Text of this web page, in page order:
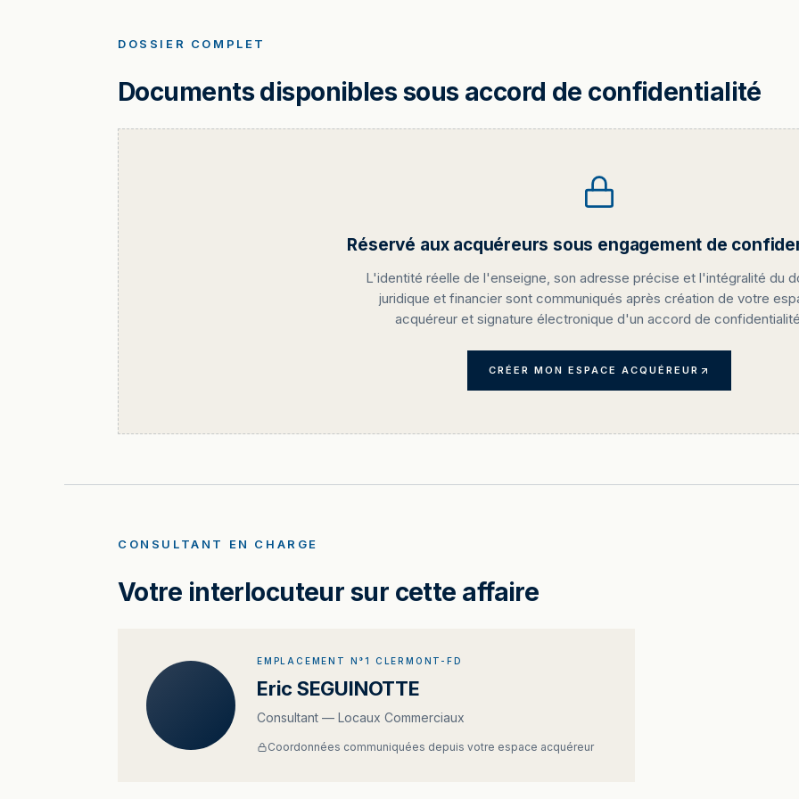
DOSSIER COMPLET
Documents disponibles sous accord de confidentialité
Réservé aux acquéreurs sous engagement de
L'identité réelle de l'enseigne, son adresse précise et l'intégralité du
juridique et financier sont communiqués après création de votre
acquéreur et signature électronique d'un accord de
CRÉER MON ESPACE ACQUÉREUR
CONSULTANT EN CHARGE
Votre interlocuteur sur cette affaire
EMPLACEMENT N°1 CLERMONT-FD
Eric SEGUINOTTE
Consultant — Locaux Commerciaux
Coordonnées communiquées depuis votre espace acquéreur